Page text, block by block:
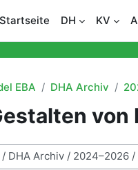
Startseite
DH KV
EBA DHA Archiv